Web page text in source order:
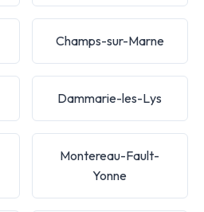
Champs-sur-Marne
Dammarie-les-Lys
Montereau-Fault-
Yonne